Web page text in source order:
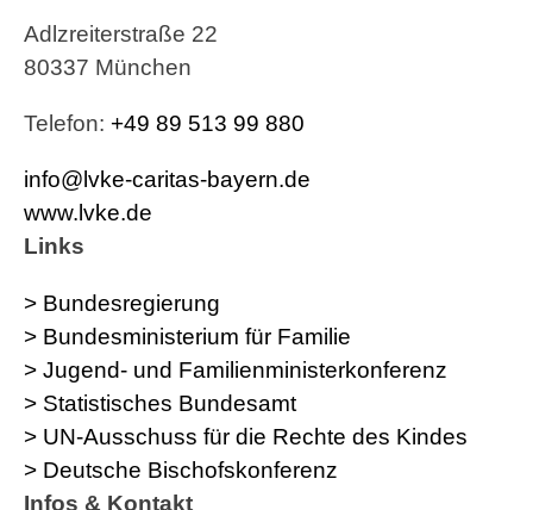
Adlzreiterstraße 22
80337 München
Telefon: +49 89 513 99 880
info@lvke-caritas-bayern.de
www.lvke.de
Links
> Bundesregierung
> Bundesministerium für Familie
> Jugend- und Familienministerkonferenz
> Statistisches Bundesamt
> UN-Ausschuss für die Rechte des Kindes
> Deutsche Bischofskonferenz
Infos & Kontakt